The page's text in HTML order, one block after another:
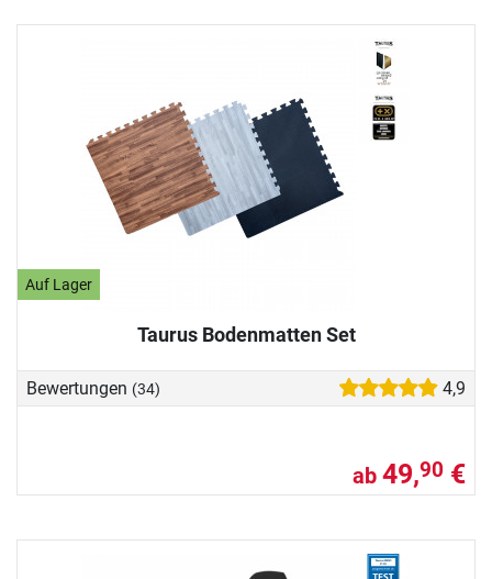
Auf Lager
Taurus Bodenmatten Set
Bewertungen (34) 4,9
ab 49,90 €